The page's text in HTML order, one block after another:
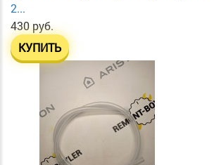
2...
430 руб.
КУПИТЬ